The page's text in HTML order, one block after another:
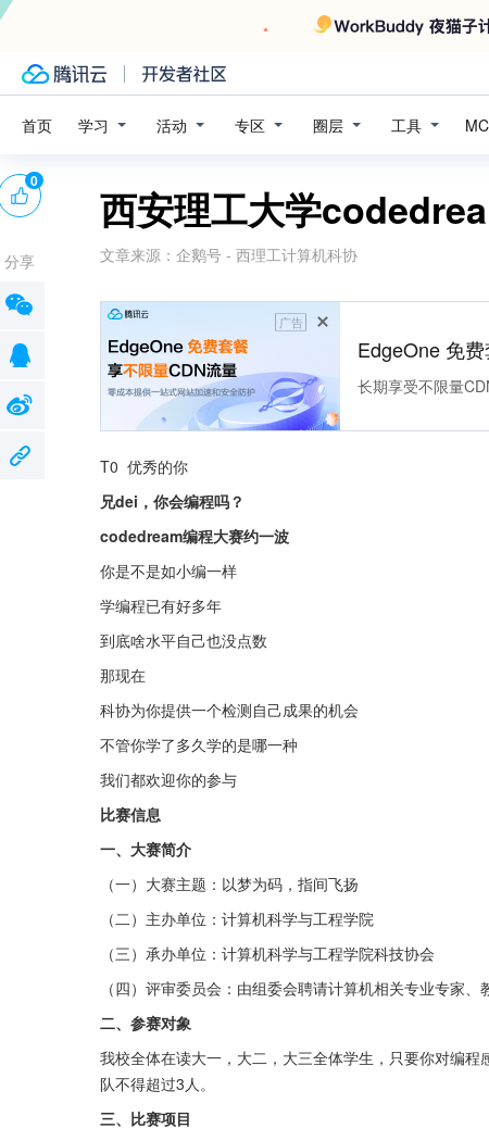
首页 学习 活动 专区 圈层 工具
西安理工大学
文章来源： 企鹅号 - 西理工计算机科协
广告
EdgeOne 免
长期享受不限量
T0  优秀的你
兄dei，你会编程吗？
codedream编程大赛约一波
你是不是如小编一样
学编程已有好多年
到底啥水平自己也没点数
那现在
科协为你提供一个检测自己成果的机会
不管你学了多久学的是哪一种
我们都欢迎你的参与
比赛信息
一、大赛简介
（一）大赛主题：以梦为码，指间飞扬
（二）主办单位：计算机科学与工程学院
（三）承办单位：计算机科学与工程学院科技协会
（四）评审委员会：由组委会聘请计算机相关专业专家、
二、参赛对象
我校全体在读大一，大二，大三全体学生，只要你对编
队不得超过3人。
三、比赛项目
0
分享